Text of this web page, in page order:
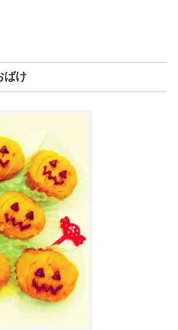
ばけ